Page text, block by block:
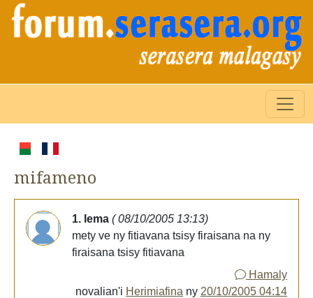
mifameno
1. lema ( 08/10/2005 13:13)
mety ve ny fitiavana tsisy firaisana na ny
firaisana tsisy fitiavana
Hamaly
novalian'i Herimiafina ny 20/10/2005 04:14